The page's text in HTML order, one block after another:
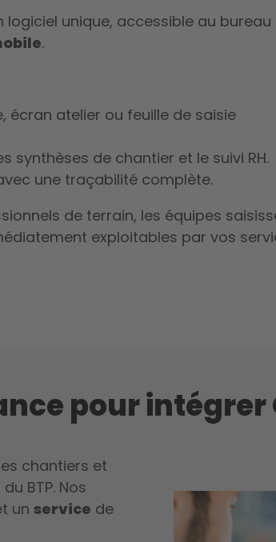
logiciel unique, accessible au bureau
.
écran atelier ou feuille de saisie
synthèses de chantier et le suivi RH.
une traçabilité complète.
de terrain, les équipes
exploitables par vos
pour intégrer
chantiers et
BTP. Nos
un service de